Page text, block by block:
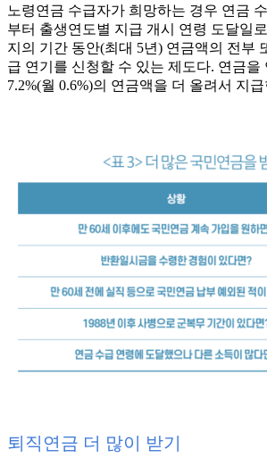
노령연금 수급자가 희망하는 경우 연금
부터 출생연도별 지급 개시 연령 도달일
지의 기간 동안(최대 5년) 연금액의 전부
급 연기를 신청할 수 있는 제도다. 연금을
7.2%(월 0.6%)의 연금액을 더 올려서 지
퇴직연금 더 많이 받기